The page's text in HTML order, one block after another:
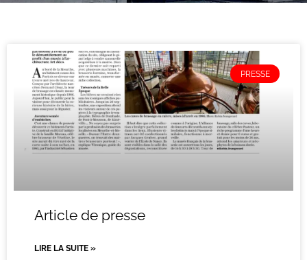
PRESSE
Article de presse
LIRE LA SUITE »